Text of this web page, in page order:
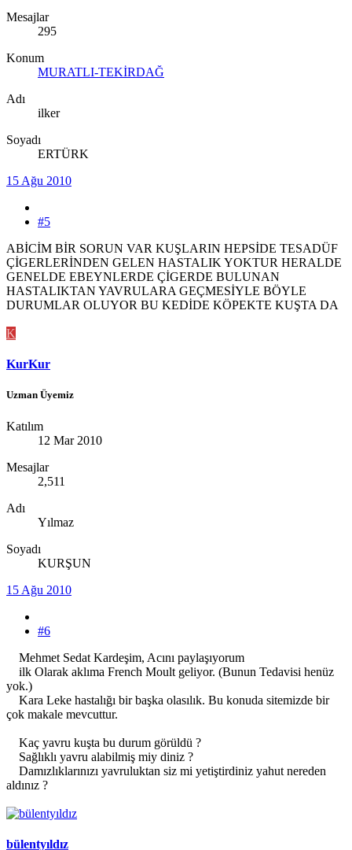
Mesajlar
295
Konum
MURATLI-TEKİRDAĞ
Adı
ilker
Soyadı
ERTÜRK
15 Ağu 2010
#5
ABİCİM BİR SORUN VAR KUŞLARIN HEPSİDE TESADÜF
ÇİGERLERİNDEN GELEN HASTALIK YOKTUR HERALDE
GENELDE EBEYNLERDE ÇİGERDE BULUNAN
HASTALIKTAN YAVRULARA GEÇMESİYLE BÖYLE
DURUMLAR OLUYOR BU KEDİDE KÖPEKTE KUŞTA DA
K
KurKur
Uzman Üyemiz
Katılım
12 Mar 2010
Mesajlar
2,511
Adı
Yılmaz
Soyadı
KURŞUN
15 Ağu 2010
#6
Mehmet Sedat Kardeşim, Acını paylaşıyorum
ilk Olarak aklıma French Moult geliyor. (Bunun Tedavisi henüz
yok.)
Kara Leke hastalığı bir başka olasılık. Bu konuda sitemizde bir
çok makale mevcuttur.
Kaç yavru kuşta bu durum görüldü ?
Sağlıklı yavru alabilmiş miy diniz ?
Damızlıklarınızı yavruluktan siz mi yetiştirdiniz yahut nereden
aldınız ?
bülentyıldız